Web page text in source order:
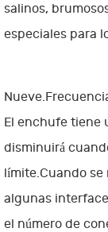
salinos,
especiales para
El enchufe tiene
disminuirá
límite.Cuando
algunas
el número de